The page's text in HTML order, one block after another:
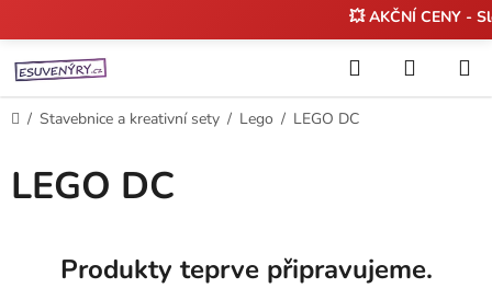
na
obsah
💥 AKČNÍ CENY -
Hledat
KOŠÍK
Domů
/ Stavebnice a kreativní sety / Lego / LEGO DC
LEGO DC
Produkty teprve připravujeme.